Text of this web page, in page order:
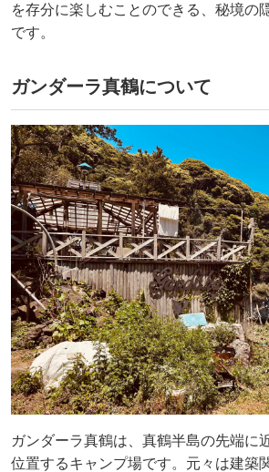
を存分に楽しむことのできる、秘境の
です。
ガンダーラ真鶴について
ガンダーラ真鶴は、真鶴半島の先端に
位置するキャンプ場です。元々は建築